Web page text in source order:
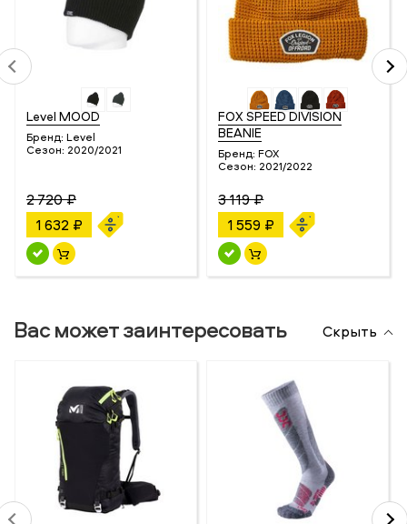
Level MOOD
Бренд: Level
Сезон: 2020/2021
2 720 ₽
1 632 ₽
FOX SPEED DIVISION
BEANIE
Бренд: FOX
Сезон: 2021/2022
3 119 ₽
1 559 ₽
Вас может заинтересовать Скрыть